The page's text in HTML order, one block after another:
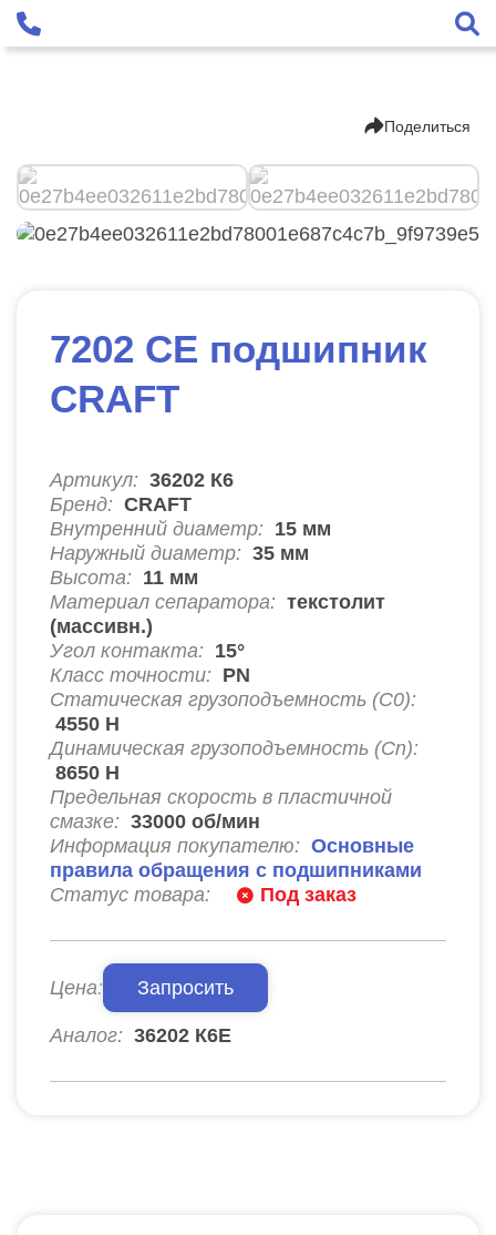
Поделиться
7202 CE подшипник
CRAFT
Артикул: 36202 К6
Бренд: CRAFT
Внутренний диаметр: 15 мм
Наружный диаметр: 35 мм
Высота: 11 мм
Материал сепаратора: текстолит
(массивн.)
Угол контакта: 15°
Класс точности: PN
Статическая грузоподъемность (C0):
4550 Н
Динамическая грузоподъемность (Cn):
8650 Н
Предельная скорость в пластичной
смазке: 33000 об/мин
Информация покупателю: Основные
правила обращения с подшипниками
Статус товара:
Под заказ
Цена: Запросить
Аналог: 36202 К6Е